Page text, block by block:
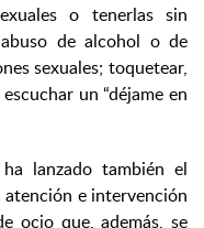
o tenerlas sin
de alcohol o de
sexuales; toquetear,
un “déjame en
lanzado también el
atención e intervención
ocio que, además, se